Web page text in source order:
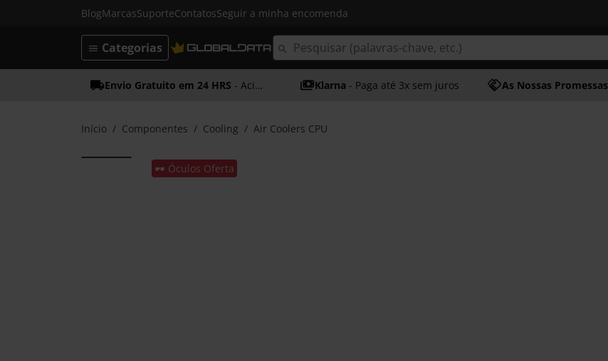
BlogMarcasSuporteContatosSeguir a minha encomenda
Categorias
Envio Gratuito em 24 HRS - Acima dos 50€ Klarna - Paga até 3x sem juros As Nossas Promessas
Início Componentes Cooling Air Coolers CPU
🕶️ Óculos Oferta